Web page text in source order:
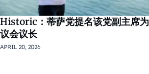
Historic：蒂萨党提名该党副主席为
议会议长
APRIL 20, 2026